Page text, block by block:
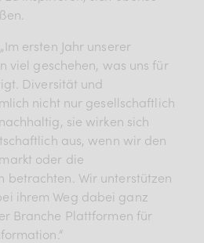
ersten Jahr unserer
viel geschehen, was uns für
Diversität und
nicht nur gesellschaftlich
sie wirken sich
aus, wenn wir den
oder die
betrachten. Wir unterstützen
ihrem Weg dabei ganz
Branche Plattformen für